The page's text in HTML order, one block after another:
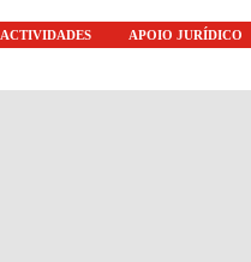
ACTIVIDADES APOIO JURÍDICO